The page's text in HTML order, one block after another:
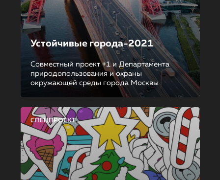
Устойчивые города-2021
Совместный проект +1 и Департамента
природопользования и охраны
окружающей среды города Москвы
СПЕЦПРОЕКТ